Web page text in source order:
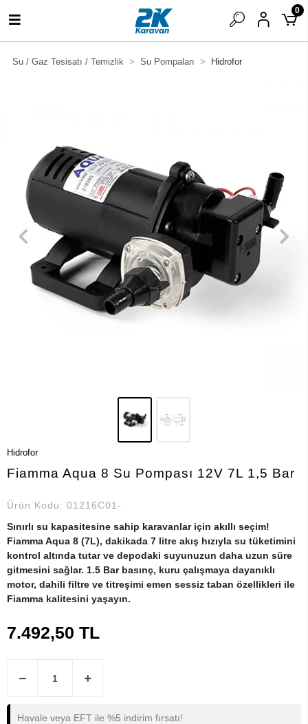
0
Su / Gaz Tesisatı / Temizlik Su Pompaları Hidrofor
Hidrofor
Fiamma Aqua 8 Su Pompası 12V 7L 1,5 Bar
Ürün Kodu: 01216C01-
Sınırlı su kapasitesine sahip karavanlar için akıllı seçim!
Fiamma Aqua 8 (7L), dakikada 7 litre akış hızıyla su tüketimini
kontrol altında tutar ve depodaki suyunuzun daha uzun süre
gitmesini sağlar. 1.5 Bar basınç, kuru çalışmaya dayanıklı
motor, dahili filtre ve titreşimi emen sessiz taban özellikleri ile
Fiamma kalitesini yaşayın.
7.492,50 TL
Havale veya EFT ile %5 indirim fırsatı!